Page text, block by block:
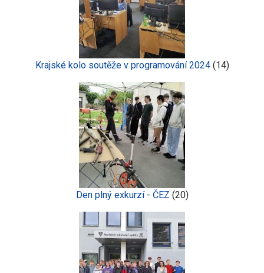
Krajské kolo soutěže v programování 2024 (14)
Den plný exkurzí - ČEZ (20)